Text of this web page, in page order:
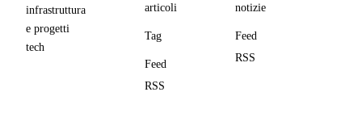
infrastruttura
e progetti
tech
articoli
Tag
Feed
RSS
notizie
Feed
RSS